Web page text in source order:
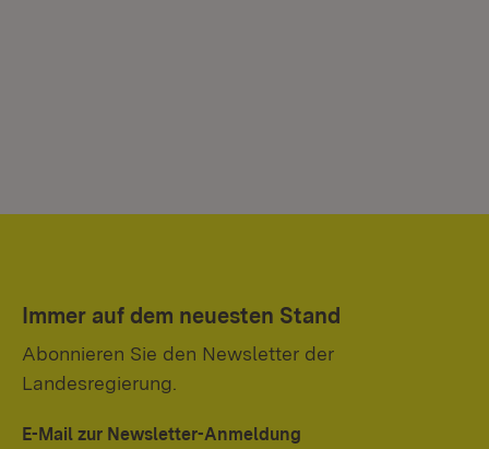
Immer auf dem neuesten Stand
Abonnieren Sie den Newsletter der
Landesregierung.
E-Mail zur Newsletter-Anmeldung